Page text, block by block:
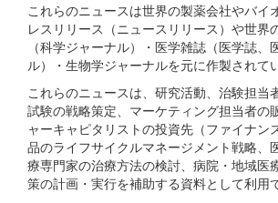
これらのニュースは世界の製薬会社やバイ
レスリリース（ニュースリリース）や世界
（科学ジャーナル）・医学雑誌（医学誌、
ル）・生物学ジャーナルを元に作製されて
これらのニュースは、研究活動、治験担当
試験の戦略策定、マーケティング担当者の
ャーキャピタリストの投資先（ファイナン
品のライフサイクルマネージメント戦略、
療専門家の治療方法の検討、病院・地域医
策の計画・実行を補助する資料として利用